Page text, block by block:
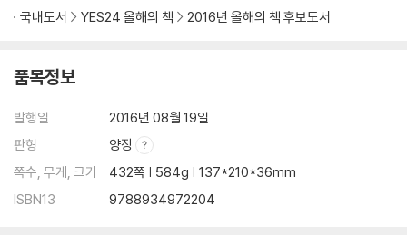
국내도서
YES24 올해의 책 2016년 올해의 책 후보도서
품목정보
발행일
2016년 08월 19일
판형
양장
쪽수, 무게, 크기
432쪽 | 584g | 137*210*36mm
ISBN13
9788934972204